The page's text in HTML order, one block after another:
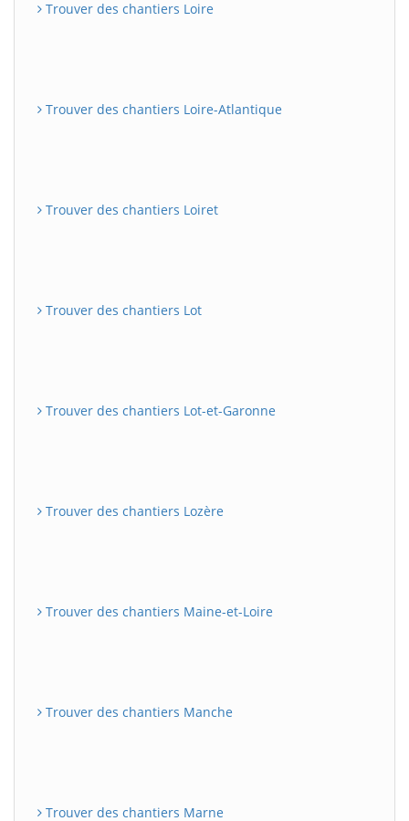
Trouver des chantiers Loire
Trouver des chantiers Loire-Atlantique
Trouver des chantiers Loiret
Trouver des chantiers Lot
Trouver des chantiers Lot-et-Garonne
Trouver des chantiers Lozère
Trouver des chantiers Maine-et-Loire
Trouver des chantiers Manche
Trouver des chantiers Marne